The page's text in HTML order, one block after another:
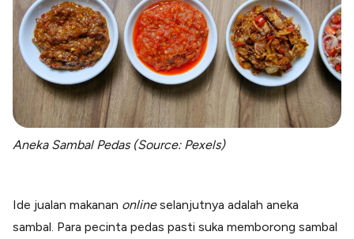
Aneka Sambal Pedas (Source: Pexels)
Ide jualan makanan onlineselanjutnya adalah aneka
sambal. Para pecinta pedas pasti suka memborong sambal